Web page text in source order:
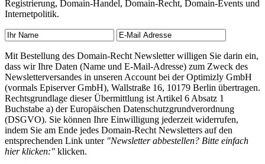
Registrierung, Domain-Handel, Domain-Recht, Domain-Events und
Internetpolitik.
Mit Bestellung des Domain-Recht Newsletter willigen Sie darin ein,
dass wir Ihre Daten (Name und E-Mail-Adresse) zum Zweck des
Newsletterversandes in unseren Account bei der Optimizly GmbH
(vormals Episerver GmbH), Wallstraße 16, 10179 Berlin übertragen.
Rechtsgrundlage dieser Übermittlung ist Artikel 6 Absatz 1
Buchstabe a) der Europäischen Datenschutzgrundverordnung
(DSGVO). Sie können Ihre Einwilligung jederzeit widerrufen,
indem Sie am Ende jedes Domain-Recht Newsletters auf den
entsprechenden Link unter "Newsletter abbestellen? Bitte einfach
hier klicken:" klicken.